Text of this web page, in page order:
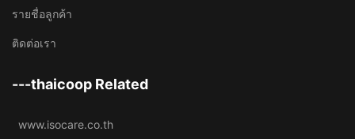
รายชื่อลูกค้า
ติดต่อเรา
---thaicoop Related
www.isocare.co.th